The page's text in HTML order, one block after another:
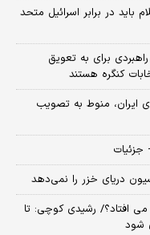
باید در برابر اسرائیل متحد
برای به تعویق
کنگره هستند
ایران، منوط به تصویب
جزئیات
دریای خزر را نمی‌دهد
افتاد؟/ رشیدی کوچی: تا
شود